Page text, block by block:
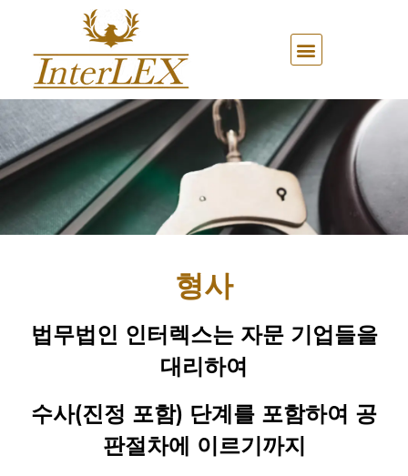
형사
법무법인 인터렉스는 자문 기업들을
대리하여
수사(진정 포함) 단계를 포함하여 공
판절차에 이르기까지